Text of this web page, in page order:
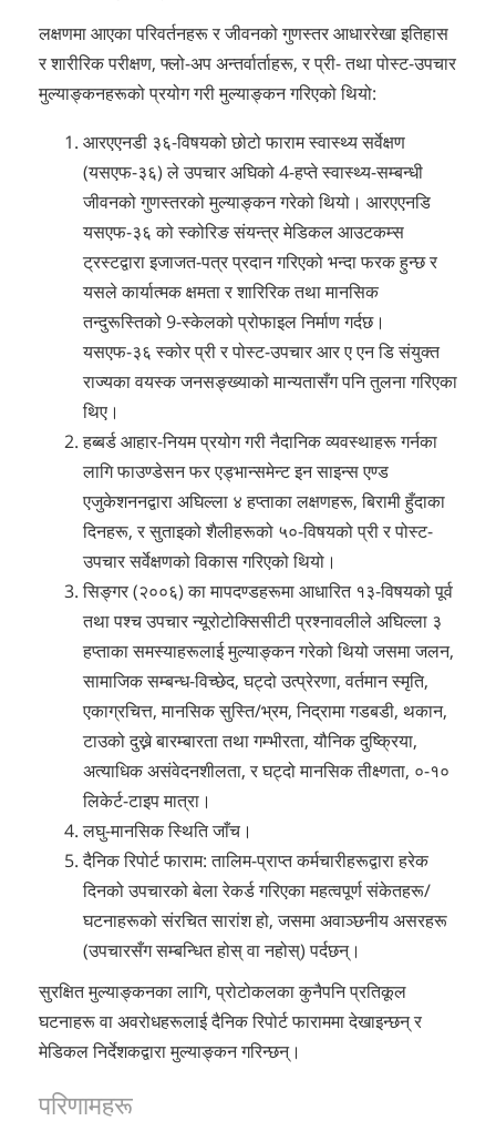
लक्षणमा आएका परिवर्तनहरू र जीवनको गुणस्तर आधाररेखा इतिहास
र शारीरिक परीक्षण, फ्लो-अप अन्तर्वार्ताहरू, र प्री- तथा पोस्ट-उपचार
मुल्याङ्कनहरूको प्रयोग गरी मुल्याङ्कन गरिएको थियो:
आरएएनडी ३६-विषयको छोटो फाराम स्वास्थ्य सर्वेक्षण
(यसएफ-३६) ले उपचार अघिको 4-हप्ते स्वास्थ्य-सम्बन्धी
जीवनको गुणस्तरको मुल्याङ्कन गरेको थियो। आरएएनडि
यसएफ-३६ को स्कोरिङ संयन्त्र मेडिकल आउटकम्स
ट्रस्टद्वारा इजाजत-पत्र प्रदान गरिएको भन्दा फरक हुन्छ र
यसले कार्यात्मक क्षमता र शारिरिक तथा मानसिक
तन्दुरूस्तिको 9-स्केलको प्रोफाइल निर्माण गर्दछ।
यसएफ-३६ स्कोर प्री र पोस्ट-उपचार आर ए एन डि संयुक्त
राज्यका वयस्क जनसङ्ख्याको मान्यतासँग पनि तुलना गरिएका
थिए।
हब्बर्ड आहार-नियम प्रयोग गरी नैदानिक व्यवस्थाहरू गर्नका
लागि फाउण्डेसन फर एड्भान्समेन्ट इन साइन्स एण्ड
एजुकेशननद्वारा अघिल्ला ४ हप्ताका लक्षणहरू, बिरामी हुँदाका
दिनहरू, र सुताइको शैलीहरूको ५०-विषयको प्री र पोस्ट-
उपचार सर्वेक्षणको विकास गरिएको थियो।
सिङ्गर (२००६) का मापदण्डहरूमा आधारित १३-विषयको पूर्व
तथा पश्च उपचार न्यूरोटोक्सिसीटी प्रश्नावलीले अघिल्ला ३
हप्ताका समस्याहरूलाई मुल्याङ्कन गरेको थियो जसमा जलन,
सामाजिक सम्बन्ध-विच्छेद, घट्दो उत्प्रेरणा, वर्तमान स्मृति,
एकाग्रचित्त, मानसिक सुस्ति/भ्रम, निद्रामा गडबडी, थकान,
टाउको दुख्ने बारम्बारता तथा गम्भीरता, यौनिक दुष्क्रिया,
अत्याधिक असंवेदनशीलता, र घट्दो मानसिक तीक्ष्णता, ०-१०
लिकेर्ट-टाइप मात्रा।
लघु-मानसिक स्थिति जाँच।
दैनिक रिपोर्ट फाराम: तालिम-प्राप्त कर्मचारीहरूद्वारा हरेक
दिनको उपचारको बेला रेकर्ड गरिएका महत्वपूर्ण संकेतहरू/
घटनाहरूको संरचित सारांश हो, जसमा अवाञ्छनीय असरहरू
(उपचारसँग सम्बन्धित होस् वा नहोस्) पर्दछन्।
सुरक्षित मुल्याङ्कनका लागि, प्रोटोकलका कुनैपनि प्रतिकूल
घटनाहरू वा अवरोधहरूलाई दैनिक रिपोर्ट फाराममा देखाइन्छन् र
मेडिकल निर्देशकद्वारा मुल्याङ्कन गरिन्छन्।
परिणामहरू